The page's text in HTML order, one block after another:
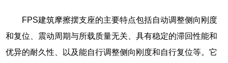
FPS建筑摩擦摆支座的主要特点包括自动调整侧向刚度
和复位、震动周期与所载质量无关、具有稳定的滞回性能和
优异的耐久性、以及能自行调整侧向刚度和自行复位等。它